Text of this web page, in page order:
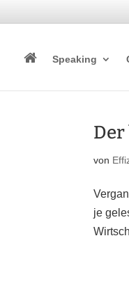
Speaking
von
je